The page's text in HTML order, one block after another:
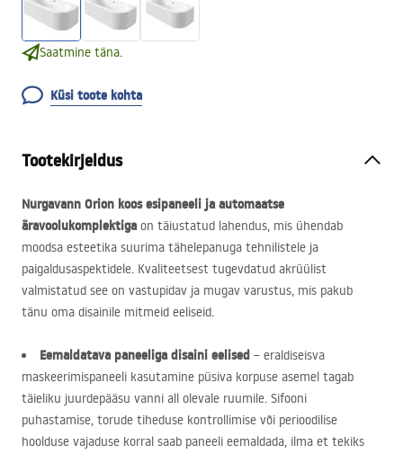
Saatmine täna.
Küsi toote kohta
Tootekirjeldus
Nurgavann Orion koos esipaneeli ja automaatse
äravoolukomplektiga on täiustatud lahendus, mis ühendab
moodsa esteetika suurima tähelepanuga tehnilistele ja
paigaldusaspektidele. Kvaliteetsest tugevdatud akrüülist
valmistatud see on vastupidav ja mugav varustus, mis pakub
tänu oma disainile mitmeid eeliseid.
Eemaldatava paneeliga disaini eelised – eraldiseisva
maskeerimispaneeli kasutamine püsiva korpuse asemel tagab
täieliku juurdepääsu vanni all olevale ruumile. Sifooni
puhastamise, torude tiheduse kontrollimise või perioodilise
hoolduse vajaduse korral saab paneeli eemaldada, ilma et tekiks